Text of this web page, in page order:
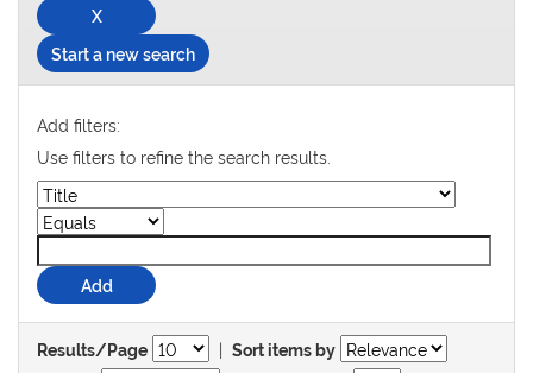
Start a new search
Add filters:
Use filters to refine the search results.
Results/Page | Sort items by